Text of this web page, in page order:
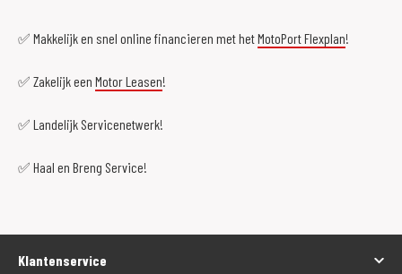
✅ Makkelijk en snel online financieren met hetMotoPort Flexplan!
✅ Zakelijk een Motor Leasen!
✅ Landelijk Servicenetwerk!
✅ Haal en Breng Service!
Klantenservice